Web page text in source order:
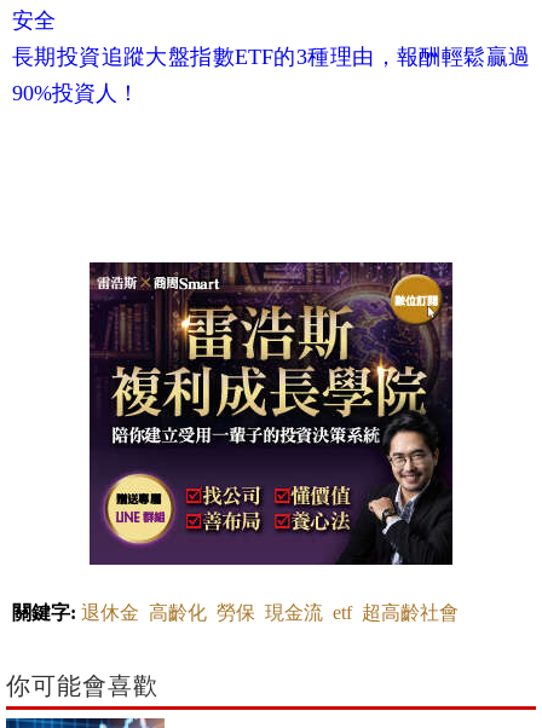
安全
長期投資追蹤大盤指數ETF的3種理由，報酬輕鬆贏過
90%投資人！
關鍵字: 退休金 高齡化 勞保 現金流 etf 超高齡社會
你可能會喜歡